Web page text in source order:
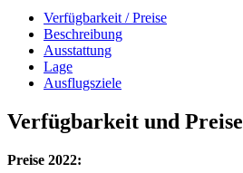
Verfügbarkeit / Preise
Beschreibung
Ausstattung
Lage
Ausflugsziele
Verfügbarkeit und Preise
Preise 2022: